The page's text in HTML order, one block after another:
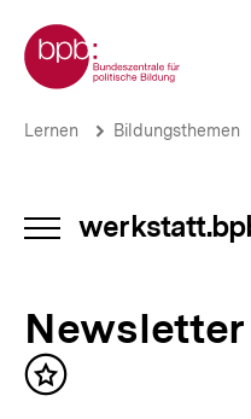
zum
Seiteninhalt
springen
Zur Startseite der bpb
Newsletter
werkstatt.bpb.de
Brotkrümelnavigation
Lernen Bildungsthemen
Inhalt